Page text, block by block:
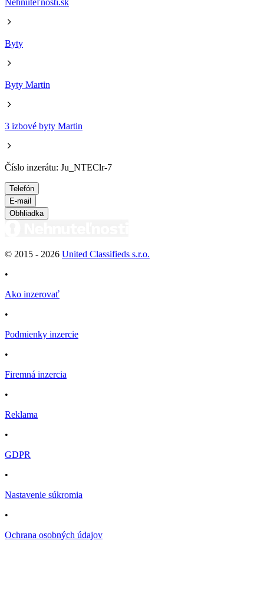
Nehnuteľnosti.sk
Byty
Byty Martin
3 izbové byty Martin
Číslo inzerátu: Ju_NTEClr-7
Telefón
E-mail
Obhliadka
© 2015 - 2026 United Classifieds s.r.o.
•
Ako inzerovať
•
Podmienky inzercie
•
Firemná inzercia
•
Reklama
•
GDPR
•
Nastavenie súkromia
•
Ochrana osobných údajov